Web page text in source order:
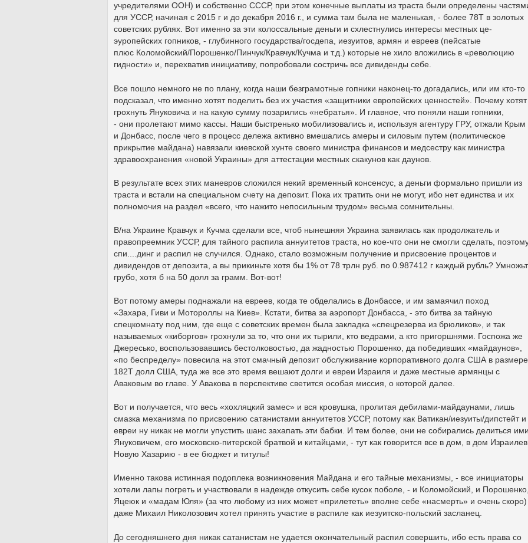
учредителями ООН) и собственно СССР, при этом конечные выплаты из траста были определены
для УССР, начиная с 2015 г и до декабря 2016 г., и сумма там была не маленькая, - более 78Т в золотых
советских рублях. Вот именно за эти колоссальные деньги и схлестнулись интересы местных це-
эуропейских гопников, - глубинного государства/госдепа, иезуитов, армян и евреев (пейсатые
плюс Коломойский/Порошенко/Пинчук/Кравчук/Кучма и т.д.) которые не хило вложились в «революцию
гидности» и, перехватив инициативу, попробовали состричь все дивиденды себе.
Все пошло немного не по плану, когда наши безграмотные гопники наконец-то догадались, или им кто-то
подсказал, что именно хотят поделить без их участия «защитники европейских ценностей». Почему хотят
грохнуть Януковича и на какую сумму позарились «небратья». И главное, что поняли наши гопники,
- они пролетают мимо кассы. Наши быстренько мобилизовались и, используя агентуру ГРУ, отжали Крым
и Донбасс, после чего в процесс дележа активно вмешались амеры и силовым путем (политическое
прикрытие майдана) навязали киевской хунте своего министра финансов и медсестру как министра
здравоохранения «новой Украины» для аттестации местных скакунов как даунов.
В результате всех этих маневров сложился некий временный консенсус, а деньги формально пришли из
траста и встали на специальном счету на депозит. Пока их тратить они не могут, ибо нет единства и их
полномочия на раздел «всего, что нажито непосильным трудом» весьма сомнительны.
В/на Украине Кравчук и Кучма сделали все, чтоб нынешняя Украина заявилась как продолжатель и
правопреемник УССР, для тайного распила аннуитетов траста, но кое-что они не смогли сделать,
спи....динг и распил не случился. Однако, стало возможным получение и присвоение процентов и
дивидендов от депозита, а вы прикиньте хотя бы 1% от 78 трлн руб. по 0.987412 г каждый рубль?
грубо, хотя б на 50 долл за грамм. Вот-вот!
Вот потому амеры поднажали на евреев, когда те обделались в Донбассе, и им замаячил поход
«Захара, Гиви и Мотороллы на Киев». Кстати, битва за аэропорт Донбасса, - это битва за тайную
спецкомнату под ним, где еще с советских времен была закладка «спецрезерва из брюликов», и так
называемых «киборгов» грохнули за то, что они их тырили, кто ведрами, а кто пригоршнями. Госпожа же
Джересько, воспользовавшись бестолковостью, да жадностью Порошенко, да победивших «майдаунов»,
«по беспределу» повесила на этот смачный депозит обслуживание корпоративного долга США в размере
182Т долл США, туда же все это время вешают долги и евреи Израиля и даже местные армянцы с
Аваковым во главе. У Авакова в перспективе светится особая миссия, о которой далее.
Вот и получается, что весь «хохляцкий замес» и вся кровушка, пролитая дебилами-майдаунами, лишь
смазка механизма по присвоению сатанистами аннуитетов УССР, потому как Ватикан/иезуиты/дипстейт и
евреи ну никак не могли упустить шанс захапать эти бабки. И тем более, они не собирались делиться
Януковичем, его московско-питерской братвой и китайцами, - тут как говорится все в дом, в дом
Новую Хазарию - в ее бюджет и титулы!
Именно такова истинная подоплека возникновения Майдана и его тайные механизмы, - все инициаторы
хотели лапы погреть и участвовали в надежде откусить себе кусок поболе, - и Коломойский, и
Яцеюк и «мадам Юля» (за что любому из них может «прилететь» вполне себе «насмерть» и очень
даже Михаил Николозович хотел принять участие в распиле как иезуитско-польский засланец.
До сегодняшнего дня никак сатанистам не удается окончательный распил совершить, ибо есть права со